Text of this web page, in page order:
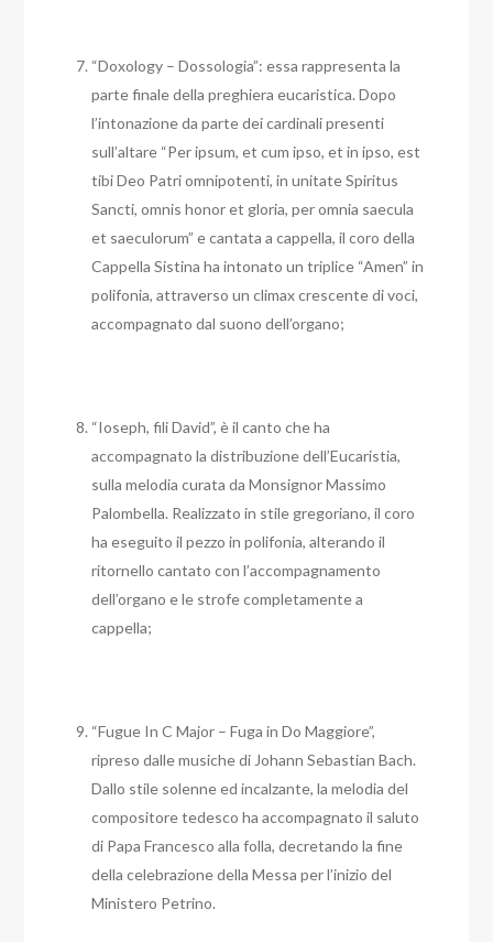
“Doxology – Dossologia”: essa rappresenta la
parte finale della preghiera eucaristica. Dopo
l’intonazione da parte dei cardinali presenti
sull’altare “Per ipsum, et cum ipso, et in ipso, est
tibi Deo Patri omnipotenti, in unitate Spiritus
Sancti, omnis honor et gloria, per omnia saecula
et saeculorum” e cantata a cappella, il coro della
Cappella Sistina ha intonato un triplice “Amen” in
polifonia, attraverso un climax crescente di voci,
accompagnato dal suono dell’organo;
“Ioseph, fili David”, è il canto che ha
accompagnato la distribuzione dell’Eucaristia,
sulla melodia curata da Monsignor Massimo
Palombella. Realizzato in stile gregoriano, il coro
ha eseguito il pezzo in polifonia, alterando il
ritornello cantato con l’accompagnamento
dell’organo e le strofe completamente a
cappella;
“Fugue In C Major – Fuga in Do Maggiore”,
ripreso dalle musiche di Johann Sebastian Bach.
Dallo stile solenne ed incalzante, la melodia del
compositore tedesco ha accompagnato il saluto
di Papa Francesco alla folla, decretando la fine
della celebrazione della Messa per l’inizio del
Ministero Petrino.